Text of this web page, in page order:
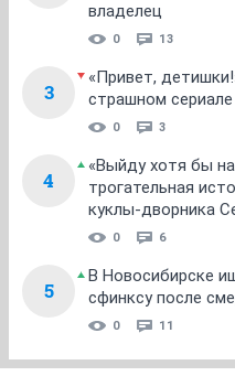
владелец
0 13
3
«Привет,
страшном
0 3
4
«Выйду хотя бы
трогательная
куклы-дворника
0 6
5
В Новосибирске
сфинксу после
0 11